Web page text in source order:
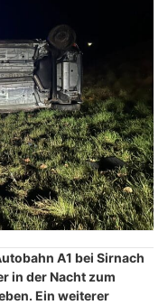
A1 bei Sirnach
in der Nacht zum
Ein weiterer